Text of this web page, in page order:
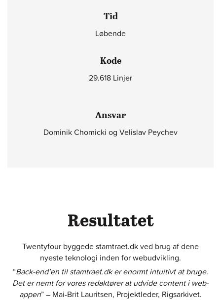
Tid
Løbende
Kode
29.618 Linjer
Ansvar
Dominik Chomicki og Velislav Peychev
Resultatet
Twentyfour byggede stamtraet.dk ved brug af dene
nyeste teknologi inden for webudvikling.
“Back-end’en til stamtraet.dk er enormt intuitivt at bruge.
Det er nemt for vores redaktører at udvide content i web-
appen” – Mai-Brit Lauritsen, Projektleder, Rigsarkivet.